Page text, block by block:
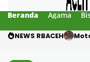
Beranda Agama
NEWS RBACEH